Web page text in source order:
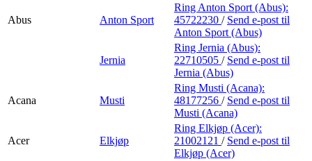
Abus Anton Sport
Ring Anton Sport (Abus):
45722230 / Send e-post til
Anton Sport (Abus)
Jernia
Ring Jernia (Abus):
22710505 / Send e-post til
Jernia (Abus)
Acana Musti
Ring Musti (Acana):
48177256 / Send e-post til
Musti (Acana)
Acer Elkjøp
Ring Elkjøp (Acer):
21002121 / Send e-post til
Elkjøp (Acer)